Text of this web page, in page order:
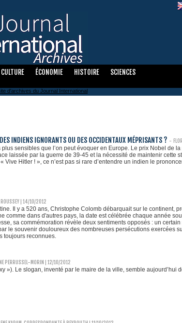
CULTURE ÉCONOMIE HISTOIRE
SCIENCES
INDIENS IGNORANTS OU DES OCCIDENTAUX MÉPRISANTS ? -
sensibles que l’on peut évoquer en Europe. Le prix Nobel de la
laissée par la guerre de 39-45 et la nécessité de maintenir cette
Vive Hitler ! », ce n’est pas si rare d’entendre un indien le
| 14/10/2012
Il y a 520 ans, Christophe Colomb débarquait sur le continent,
comme dans d'autres pays, la date est célébrée chaque année
sa commémoration révèle deux sentiments opposés : un
le souvenir douloureux des nombreuses persécutions exercées
toujours reconnues.
PERRUSSEL-MORIN | 12/10/2012
»). Le slogan, inventé par le maire de la ville, semble aujourd’hui